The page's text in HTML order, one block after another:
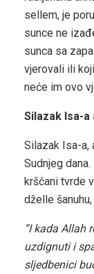
sellem, je
sunce ne
sunca sa
vjerovali ili
neće im ovo
Silazak Isa-a
Silazak Isa-a,
Sudnjeg
kršćani tvrde
dželle šanuhu,
“I kada Allah
uzdignuti i
sljedbenici